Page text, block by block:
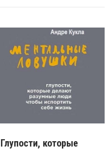
которые